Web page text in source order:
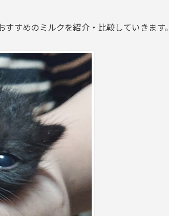
すめのミルクを紹介・比較していきます。